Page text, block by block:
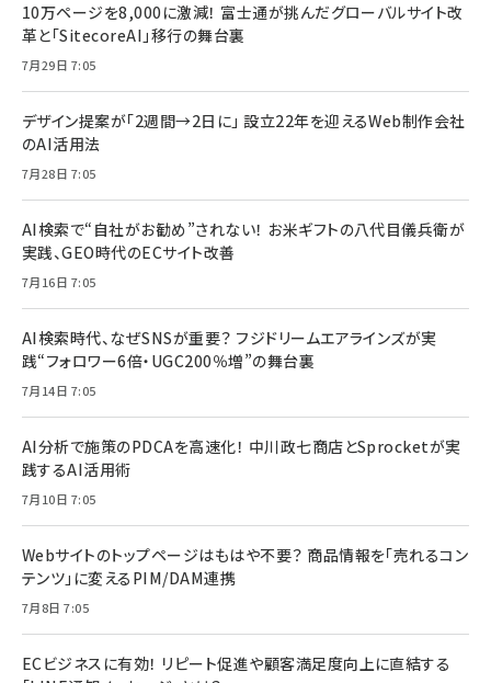
10万ページを8,000に激減！ 富士通が挑んだグローバルサイト改
革と「SitecoreAI」移行の舞台裏
7月29日 7:05
デザイン提案が「2週間→2日に」 設立22年を迎えるWeb制作会社
のAI活用法
7月28日 7:05
AI検索で“自社がお勧め”されない！ お米ギフトの八代目儀兵衛が
実践、GEO時代のECサイト改善
7月16日 7:05
AI検索時代、なぜSNSが重要？ フジドリームエアラインズが実
践“フォロワー6倍・UGC200％増”の舞台裏
7月14日 7:05
AI分析で施策のPDCAを高速化！ 中川政七商店とSprocketが実
践するAI活用術
7月10日 7:05
Webサイトのトップページはもはや不要？ 商品情報を「売れるコン
テンツ」に変えるPIM/DAM連携
7月8日 7:05
ECビジネスに有効！ リピート促進や顧客満足度向上に直結する